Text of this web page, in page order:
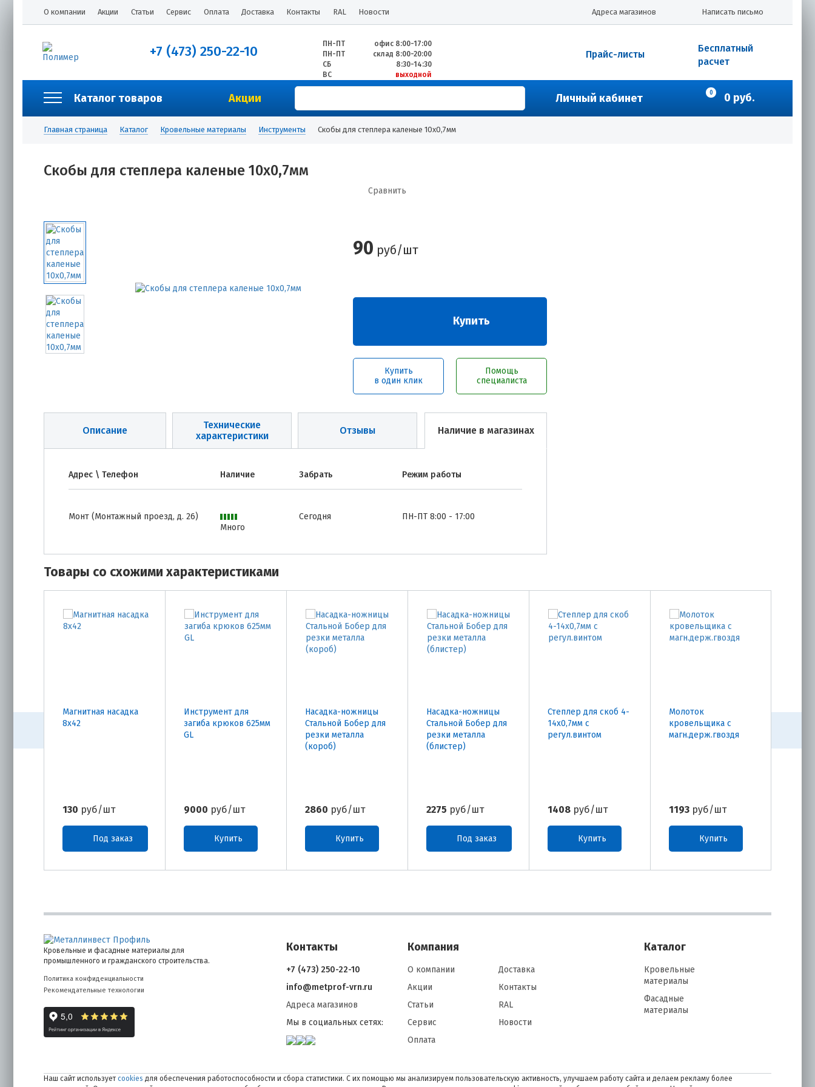
О компании Акции Статьи Сервис Оплата Доставка Контакты RAL Новости Написать письмо
Адреса магазинов
+7 (473) 250-22-10 ПН-ПТ
офис 8:00-17:00
ПН-ПТ
склад 8:00-20:00
СБ
8:30-14:30
ВС
выходной
Бесплатный
расчет
Прайс-листы
Каталог товаров Акции Личный кабинет 0 0 руб.
Главная страница Каталог Кровельные материалы Инструменты Скобы для степлера каленые 10х0,7мм
Скобы для степлера каленые 10х0,7мм
Сравнить
90 руб/шт
Купить
Купить
в один клик
Помощь
специалиста
Описание
Технические
характеристики
Отзывы Наличие в магазинах
Адрес \ Телефон Наличие Забрать Режим работы
Монт (Монтажный проезд, д. 26)
Много
Сегодня ПН-ПТ 8:00 - 17:00
Товары со схожими характеристиками
Магнитная насадка
8х42
130 руб/шт
Под заказ
Инструмент для
загиба крюков 625мм
GL
9000 руб/шт
Купить
Насадка-ножницы
Стальной Бобер для
резки металла
(короб)
2860 руб/шт
Купить
Насадка-ножницы
Стальной Бобер для
резки металла
(блистер)
2275 руб/шт
Под заказ
Степлер для скоб 4-
14х0,7мм с
регул.винтом
1408 руб/шт
Купить
Молоток
кровельщика с
магн.держ.гвоздя
1193 руб/шт
Купить
Кровельные и фасадные материалы для
промышленного и гражданского строительства.
Политика конфиденциальности
Рекомендательные технологии
Контакты
+7 (473) 250-22-10
info@metprof-vrn.ru
Адреса магазинов
Мы в социальных сетях:
Компания
О компании
Акции
Статьи
Сервис
Оплата
Доставка
Контакты
RAL
Новости
Каталог
Кровельные
материалы
Фасадные
материалы
Наш сайт использует cookies для обеспечения работоспособности и сбора статистики. С их помощью мы анализируем пользовательскую активность, улучшаем работу сайта и делаем рекламу более